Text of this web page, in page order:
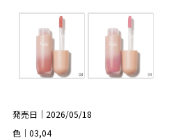
発売日｜2026/05/18
色｜03,04